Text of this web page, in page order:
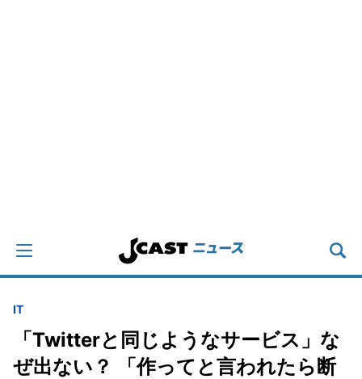
IT
「Twitterと同じようなサービス」な
ぜ出ない？ 「作ってと言われたら断